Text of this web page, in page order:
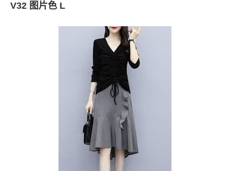
V32 图片色 L